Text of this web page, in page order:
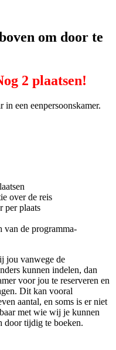
om door te
2 plaatsen!
in een eenpersoonskamer.
over de reis
per plaats
van de programma-
jou vanwege de
kunnen indelen, dan
voor jou te reserveren en
Dit kan vooral
aantal, en soms is er niet
met wie wij je kunnen
door tijdig te boeken.